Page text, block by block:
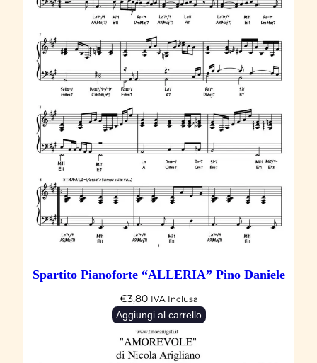
Spartito Pianoforte “ALLERIA” Pino Daniele
€3,80 IVA Inclusa
Aggiungi al carrello